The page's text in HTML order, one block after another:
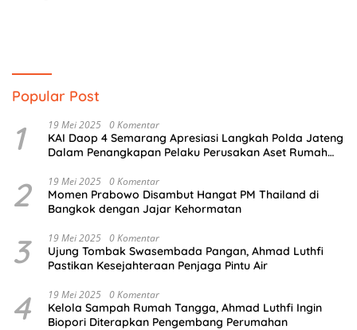
Popular Post
1 19 Mei 2025 0 Komentar
KAI Daop 4 Semarang Apresiasi Langkah Polda Jateng
Dalam Penangkapan Pelaku Perusakan Aset Rumah
2 19 Mei 2025 0 Komentar
Momen Prabowo Disambut Hangat PM Thailand di
Bangkok dengan Jajar Kehormatan
3 19 Mei 2025 0 Komentar
Ujung Tombak Swasembada Pangan, Ahmad Luthfi
Pastikan Kesejahteraan Penjaga Pintu Air
4 19 Mei 2025 0 Komentar
Kelola Sampah Rumah Tangga, Ahmad Luthfi Ingin
Biopori Diterapkan Pengembang Perumahan